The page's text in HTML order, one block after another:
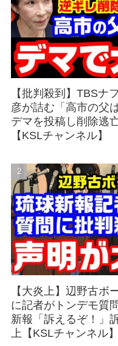
【批判殺到】TBSナ
彦が詰む「高市の父
デマを投稿し削除逃
【KSLチャンネル】
【大炎上】辺野古ボ
に記者がトンデモ質
新報「訴えるぞ！」
上【KSLチャンネル】